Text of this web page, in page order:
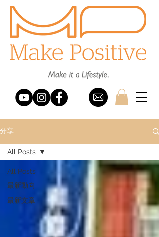
分享
All Posts
最新動向
最新文章
All Posts